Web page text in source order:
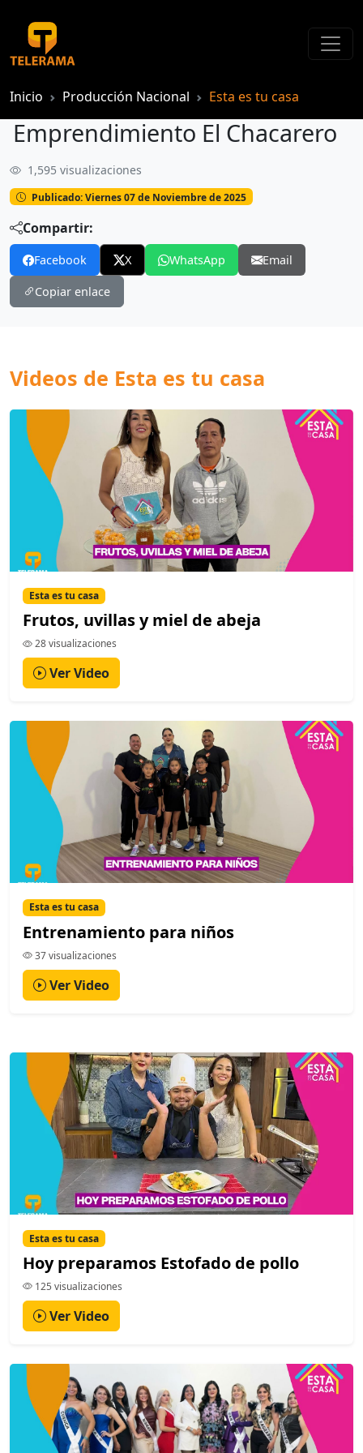
Inicio Producción Nacional Esta es tu casa
Emprendimiento El Chacarero
Emprendimiento El Chacarero
1,595 visualizaciones
Publicado: Viernes 07 de Noviembre de 2025
Compartir:
Facebook X WhatsApp Email
Copiar enlace
Videos de Esta es tu casa
Esta es tu casa
Frutos, uvillas y miel de abeja
28 visualizaciones
Ver Video
Esta es tu casa
Entrenamiento para niños
37 visualizaciones
Ver Video
Esta es tu casa
Hoy preparamos Estofado de pollo
125 visualizaciones
Ver Video